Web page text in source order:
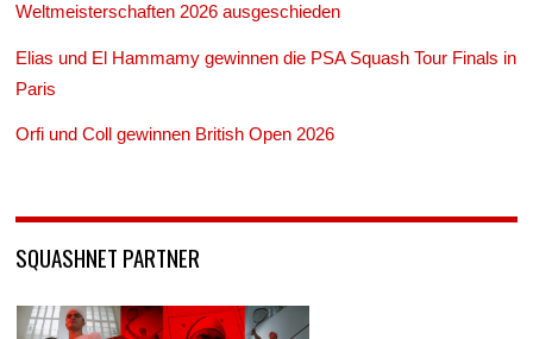
Weltmeisterschaften 2026 ausgeschieden
Elias und El Hammamy gewinnen die PSA Squash Tour Finals in
Paris
Orfi und Coll gewinnen British Open 2026
SQUASHNET PARTNER